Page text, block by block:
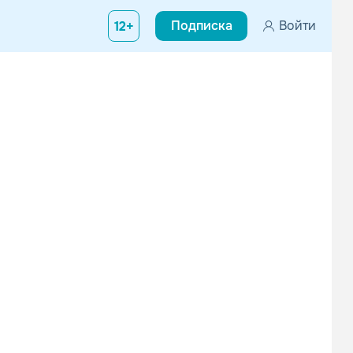
12+ Подписка Войти
выпустил свой первый релиз всего-то два года